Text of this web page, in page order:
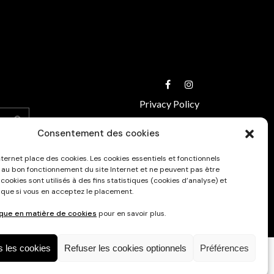
Consentement des cookies
place des cookies. Les cookies essentiels et fonctionnels
bon fonctionnement du site Internet et ne peuvent pas être
cookies sont utilisés à des fins statistiques (cookies d’analyse) et
si vous en acceptez le placement.
en matière de cookies pour en savoir plus.
les cookies Refuser les cookies optionnels Préférences
Privacy Policy